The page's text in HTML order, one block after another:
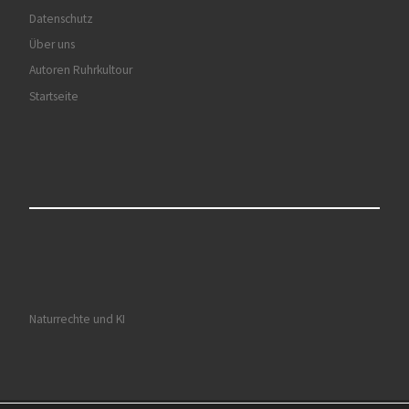
Datenschutz
Über uns
Autoren Ruhrkultour
Startseite
Naturrechte und KI